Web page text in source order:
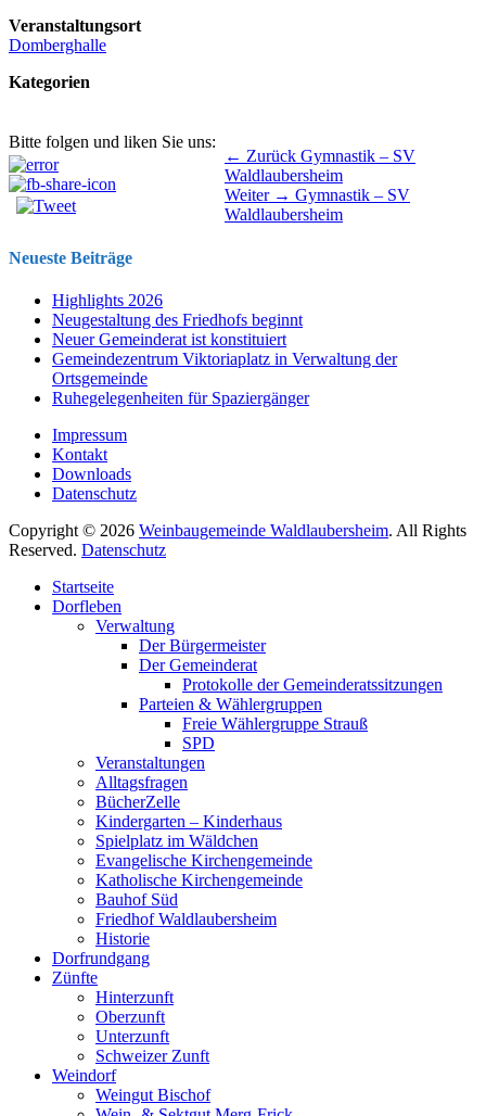
Veranstaltungsort
Domberghalle
Kategorien
Bitte folgen und liken Sie uns:
Beitragsnavigation ← Zurück Vorhergehender
Beitrag:
Gymnastik – SV
Waldlaubersheim
Weiter → Nächster
Beitrag:
Gymnastik – SV
Waldlaubersheim
Neueste Beiträge
Highlights 2026
Neugestaltung des Friedhofs beginnt
Neuer Gemeinderat ist konstituiert
Gemeindezentrum Viktoriaplatz in Verwaltung der
Ortsgemeinde
Ruhegelegenheiten für Spaziergänger
Impressum
Kontakt
Downloads
Datenschutz
Copyright © 2026 Weinbaugemeinde Waldlaubersheim. All Rights
Reserved. Datenschutz
oben
scrollen
Startseite
Dorfleben
Verwaltung
Der Bürgermeister
Der Gemeinderat
Protokolle der Gemeinderatssitzungen
Parteien & Wählergruppen
Freie Wählergruppe Strauß
SPD
Veranstaltungen
Alltagsfragen
BücherZelle
Kindergarten – Kinderhaus
Spielplatz im Wäldchen
Evangelische Kirchengemeinde
Katholische Kirchengemeinde
Bauhof Süd
Friedhof Waldlaubersheim
Historie
Dorfrundgang
Zünfte
Hinterzunft
Oberzunft
Unterzunft
Schweizer Zunft
Weindorf
Weingut Bischof